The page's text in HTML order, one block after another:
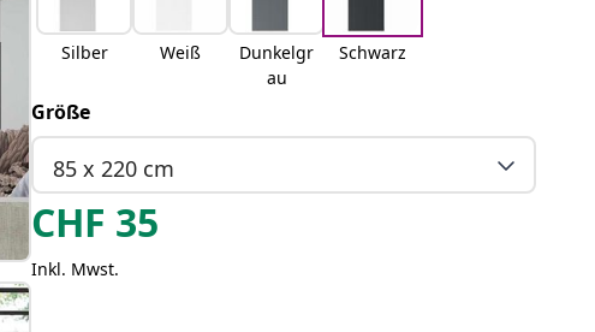
Silber Weiß
Dunkelgr
au
Schwarz
Größe
85 x 220 cm
CHF 35
Inkl. Mwst.